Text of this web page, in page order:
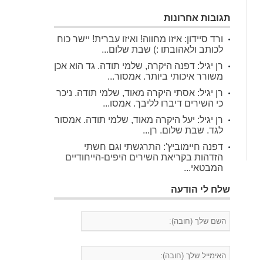
תגובות אחרונות
ורד סיידון: איזו מחווה! ואיזו עברית! יישר כוח
לכותב ולאהובתו :) שבת שלום...
רן יגיל: דפנה היקרה, שלמי תודה. גד הוא אכן
משורר איכותי ביותר. אמסור...
רן יגיל: אסתי היקרה מאוד, שלמי תודה. ניכר
כי השירים דיברו לליבך. אמסו...
רן יגיל: יעל היקרה מאוד, שלמי תודה. אמסור
לגד. שבת שלום. רן...
דפנה חיימוביץ': התרגשתי וגם חשתי
הזדהות בקריאת השירים היפים-הייחודיים
המבטאי...
שלח לי הודעה